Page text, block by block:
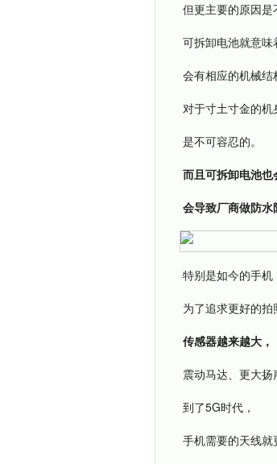
但更主要的原因是
可拆卸电池就意味
会有相应的机械结
对于寸土寸金的机
是不可容忍的。
而且可拆卸电池也
会导致厂商做防水
特别是如今的手机
为了追求更好的拍
传感器越来越大，
震动马达、更大扬
到了5G时代，
手机需要的天线就